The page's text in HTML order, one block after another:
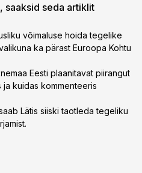
saaksid seda artiklit
võimaluse hoida tegelike
ka pärast Euroopa Kohtu
Eesti plaanitavat piirangut
ja kuidas kommenteeris
Lätis siiski taotleda tegeliku